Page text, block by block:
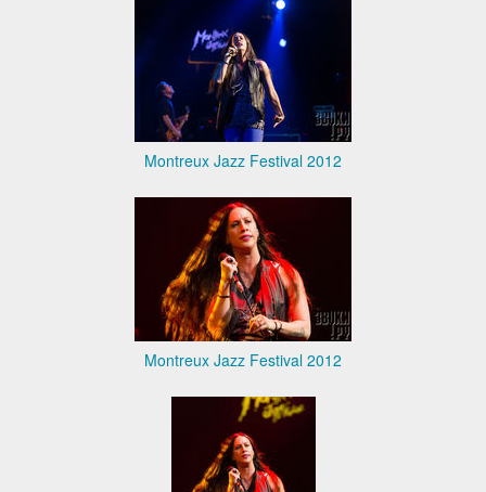
Montreux Jazz Festival 2012
Montreux Jazz Festival 2012